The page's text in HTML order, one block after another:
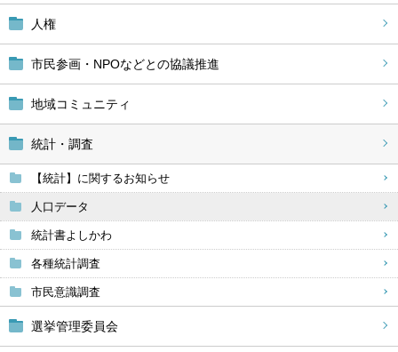
人権
市民参画・NPOなどとの協議推進
地域コミュニティ
統計・調査
【統計】に関するお知らせ
人口データ
統計書よしかわ
各種統計調査
市民意識調査
選挙管理委員会